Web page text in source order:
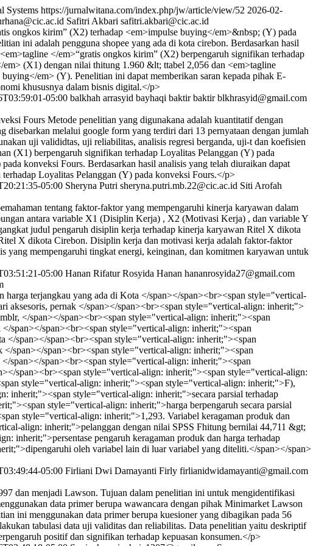
Systems https://jurnalwitana.com/index.php/jw/article/view/52 2026-02-
Safitri Akbari safitri.akbari@cic.ac.id
ongkos kirim” (X2) terhadap <em>impulse buying</em>&nbsp; (Y) pada
ini adalah pengguna shopee yang ada di kota cirebon. Berdasarkan hasil
</em>“gratis ongkos kirim” (X2) berpengaruh signifikan terhadap
(X1) dengan nilai thitung 1.960 &lt; ttabel 2,056 dan <em>tagline
em> (Y). Penelitian ini dapat memberikan saran kepada pihak E-
khususnya dalam bisnis digital.</p>
05:00 balkhah arrasyid bayhaqi baktir baktir blkhrasyid@gmail.com
Fours Metode penelitian yang digunakana adalah kuantitatif dengan
melalui google form yang terdiri dari 13 pernyataan dengan jumlah
uji valididtas, uji reliabilitas, analisis regresi berganda, uji-t dan koefisien
(X1) berpengaruh signifikan terhadap Loyalitas Pelanggan (Y) pada
konveksi Fours. Berdasarkan hasil analisis yang telah diuraikan dapat
Loyalitas Pelanggan (Y) pada konveksi Fours.</p>
05:00 Sheryna Putri sheryna.putri.mb.22@cic.ac.id Siti Arofah
tentang faktor-faktor yang mempengaruhi kinerja karyawan dalam
antara variable X1 (Disiplin Kerja) , X2 (Motivasi Kerja) , dan variable Y
judul pengaruh disiplin kerja terhadap kinerja karyawan Ritel X dikota
X dikota Cirebon. Disiplin kerja dan motivasi kerja adalah faktor-faktor
mempengaruhi tingkat energi, keinginan, dan komitmen karyawan untuk
05:00 Hanan Rifatur Rosyida Hanan hananrosyida27@gmail.com
terjangkau yang ada di Kota </span></span><br><span style="vertical-
aksesoris, pernak </span></span><br><span style="vertical-align: inherit;">
</span></span><br><span style="vertical-align: inherit;"><span
span></span><br><span style="vertical-align: inherit;"><span
</span></span><br><span style="vertical-align: inherit;"><span
span></span><br><span style="vertical-align: inherit;"><span
span></span><br><span style="vertical-align: inherit;"><span
span><br><span style="vertical-align: inherit;"><span style="vertical-align:
style="vertical-align: inherit;"><span style="vertical-align: inherit;">F),
inherit;"><span style="vertical-align: inherit;">secara parsial terhadap
style="vertical-align: inherit;">harga berpengaruh secara parsial
style="vertical-align: inherit;">1,293. Variabel keragaman produk dan
align: inherit;">pelanggan dengan nilai SPSS Fhitung bernilai 44,711 &gt;
inherit;">persentase pengaruh keragaman produk dan harga terhadap
oleh variabel lain di luar variabel yang diteliti.</span></span>
05:00 Firliani Dwi Damayanti Firly firlianidwidamayanti@gmail.com
dan menjadi Lawson. Tujuan dalam penelitian ini untuk mengidentifikasi
data primer berupa wawancara dengan pihak Minimarket Lawson
ini menggunakan data primer berupa kuesioner yang dibagikan pada 56
tabulasi data uji validitas dan reliabilitas. Data penelitian yaitu deskriptif
positif dan signifikan terhadap kepuasan konsumen.</p>